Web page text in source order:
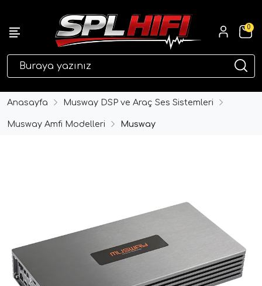
0
Anasayfa Musway DSP ve Araç Ses Sistemleri
Musway Amfi Modelleri Musway